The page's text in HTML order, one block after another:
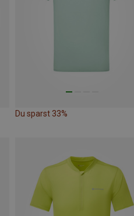
Du sparst 33%